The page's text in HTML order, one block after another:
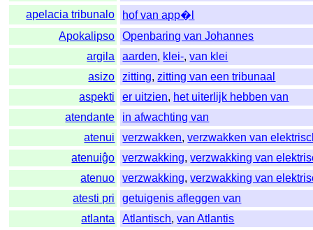
apelacia tribunalo
hof van app�l
Apokalipso
Openbaring van Johannes
argila
aarden, klei-,van klei
asizo
zitting,zitting van een tribunaal
aspekti
er uitzien, het uiterlijk hebben van
atendante
in afwachting van
atenui
verzwakken,verzwakken van
atenuiĝo
verzwakking,verzwakking van
atenuo
verzwakking,verzwakking van
atesti pri
getuigenis afleggen van
atlanta
Atlantisch,van Atlantis